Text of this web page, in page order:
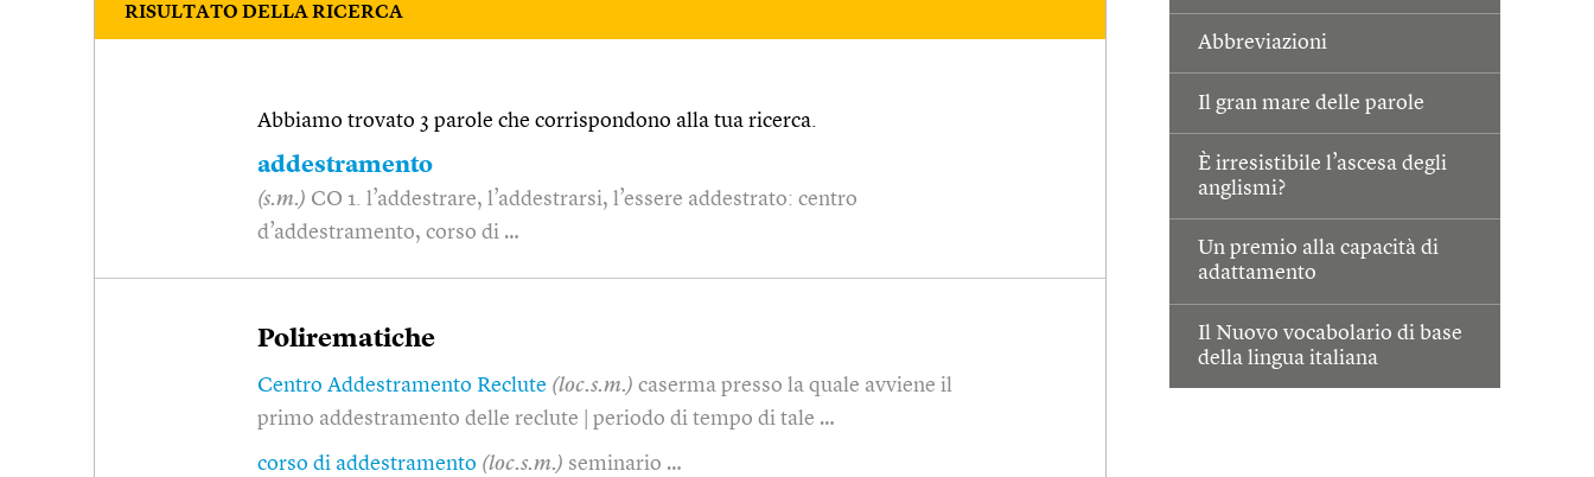
Abbreviazioni
Il gran mare delle parole
È irresistibile l’ascesa degli
anglismi?
Un premio alla capacità di
adattamento
Il Nuovo vocabolario di base
della lingua italiana
RISULTATO DELLA RICERCA
Abbiamo trovato 3 parole che corrispondono alla tua ricerca.
addestramento
(s.m.) CO 1. l’addestrare, l’addestrarsi, l’essere addestrato: centro
d’addestramento, corso di …
Polirematiche
Centro Addestramento Reclute (loc.s.m.) caserma presso la quale avviene il
primo addestramento delle reclute | periodo di tempo di tale …
corso di addestramento (loc.s.m.) seminario …